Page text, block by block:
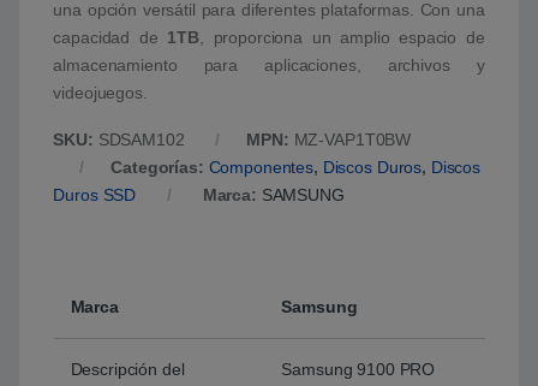
una opción versátil para diferentes plataformas. Con una
capacidad de 1TB, proporciona un amplio espacio de
almacenamiento para aplicaciones, archivos y
videojuegos.
SKU: SDSAM102 MPN: MZ-VAP1T0BW
Categorías: Componentes, Discos Duros, Discos
Duros SSD
Marca: SAMSUNG
Marca Samsung
Descripción del Samsung 9100 PRO